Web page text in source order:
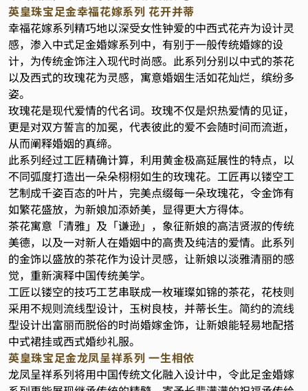
英皇珠宝足金幸福花嫁系列 花开并蒂
幸福花嫁系列精巧地以深受女性钟爱的中西式花卉为设计灵
感，渗入中式足金婚嫁系列中，有别于一般传统婚嫁的设
计，为传统金饰注入现代时尚感。此系列分别以中式的茶花
以及西式的玫瑰花为灵感，寓意婚姻生活如花灿烂，缤纷多
姿。
玫瑰花是现代爱情的代名词。玫瑰不仅是炽热爱情的见证，
更是对双方誓言的加冕，代表彼此的爱不会随时间而流逝，
从而阐释婚姻的真缔。
此系列经过工匠精确计算，利用黄金极高延展性的特点，以
不同弧度打造出一朵朵栩栩如生的玫瑰花。工匠再以镂空工
艺制成千姿百态的叶片，完美点缀每一朵玫瑰花，令金饰有
如繁花盛放，为新娘加添娇美，显得更大方得体。
茶花寓意「清雅」及「谦逊」，象征新娘的高洁贤淑的传统
美德，以及一对新人在婚姻中的高贵及纯洁的爱情。此系列
的金饰以盛放的茶花作为设计灵感，让新娘以淡雅清丽的感
觉，重新演释中国传统美学。
工匠以镂空的技巧工艺串联成一枚璀璨如锦的茶花，花枝则
采用不规则流线型设计，玉树良枝，并蒂长生。简约的流线
型设计出富丽而脱俗的时尚婚嫁金饰，让新娘能轻易地配搭
中式裙挂或西式婚纱礼服。
英皇珠宝足金龙凤呈祥系列 一生相依
龙凤呈祥系列将用中国传统文化融入设计中，令此足金婚嫁